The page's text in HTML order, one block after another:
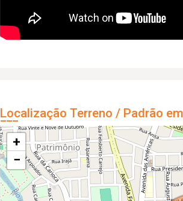
Localização Terreno / Padrão
+
−